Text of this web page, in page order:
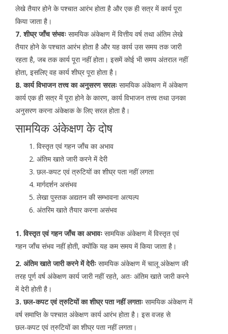
लेखे तैयार होने के पश्चात आरंभ होता है और एक ही सत्र में कार्य पूरा
किया जाता है।
7. शीघ्र जाँच संभवः सामयिक अंकेक्षण में वित्तीय वर्ष तथा अंतिम लेखे
तैयार होने के पश्चात आरंभ होता है और यह कार्य उस समय तक जारी
रहता है, जब तक कार्य पूरा नहीं होता। इसमें कोई भी समय अंतराल नहीं
होता, इसलिए वह कार्य शीघ्र पूरा होता है।
8. कार्य विभाजन तत्त्व का अनुसरण सरलः सामयिक अंकेक्षण में अंकेक्षण
कार्य एक ही सत्र में पूरा होने के कारण, कार्य विभाजन तत्त्व तथा उनका
अनुसरण करना अंकेक्षक के लिए सरल होता है।
सामयिक अंकेक्षण के दोष
विस्तृत एवं गहन जाँच का अभाव
अंतिम खाते जारी करने में देरी
छल-कपट एवं त्रुटियों का शीघ्र पता नहीं लगता
मार्गदर्शन असंभव
लेखा पुस्तक अद्यतन की सम्भावना अत्यल्प
अंतरिम खाते तैयार करना असंभव
1. विस्तृत एवं गहन जाँच का अभावः सामयिक अंकेक्षण में विस्तृत एवं
गहन जाँच संभव नहीं होती, क्योंकि यह कम समय में किया जाता है।
2. अंतिम खाते जारी करने में देरीः सामयिक अंकेक्षण में चालू अंकेक्षण की
तरह पूर्ण वर्ष अंकेक्षण कार्य जारी नहीं रहते, अतः अंतिम खाते जारी करने
में देरी होती है।
3. छल-कपट एवं त्रुटियों का शीघ्र पता नहीं लगताः सामयिक अंकेक्षण में
वर्ष समाप्ति के पश्चात अंकेक्षण कार्य आरंभ होता है। इस वजह से
छल-कपट एवं त्रुटियों का शीघ्र पता नहीं लगता।